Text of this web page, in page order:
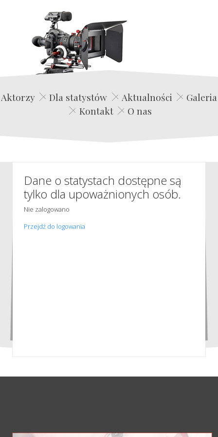
Edwin Film Agencja Aktorska
Aktorzy Dla statystów Aktualności
Galeria
Kontakt
O nas
Dane o statystach dostępne są
tylko dla upoważnionych osób.
Nie zalogowano
Przejdź do logowania